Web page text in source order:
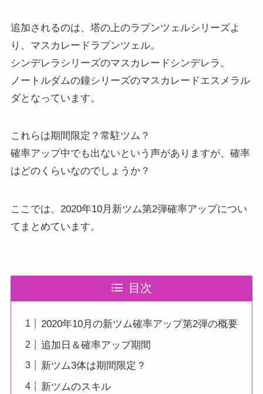
追加されるのは、塔の上のラプンツェルシリーズよ
り、マスカレードラプンツェル。
シンデレラシリーズのマスカレードシンデレラ。
ノートルダムの鐘シリーズのマスカレードエスメラル
ダとなっています。
これらは期間限定？常駐ツム？
確率アップ中でも出ないという声がありますが、確率
はどのくらいなのでしょうか？
ここでは、2020年10月新ツム第2弾確率アップについ
てまとめています。
目次
2020年10月の新ツム確率アップ第2弾の概要
追加日＆確率アップ期間
新ツム3体は期間限定？
新ツムのスキル